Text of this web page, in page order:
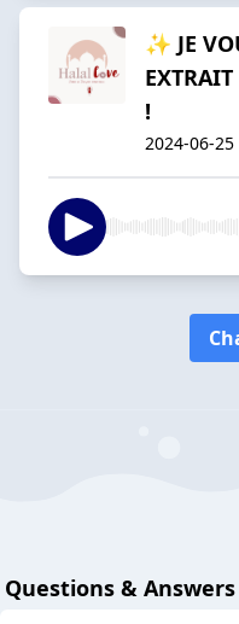
✨ JE
!
2024-06-25
Questions & Answers